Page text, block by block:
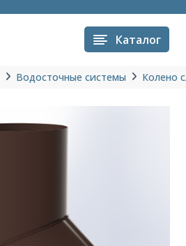
Каталог
Водосточные системы Колено